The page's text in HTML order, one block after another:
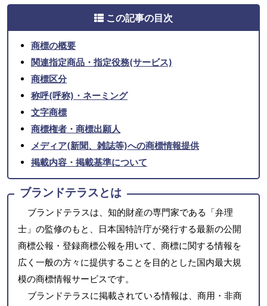
この記事の目次
商標の概要
関連指定商品・指定役務(サービス)
商標区分
称呼(呼称)・ネーミング
文字商標
商標権者・商標出願人
メディア(新聞、雑誌等)への商標情報提供
掲載内容・掲載基準について
ブランドテラスとは
ブランドテラスは、知的財産の専門家である「弁理
士」の監修のもと、日本国特許庁が発行する最新の公開
商標公報・登録商標公報を用いて、商標に関する情報を
広く一般の方々に提供することを目的とした国内最大規
模の商標情報サービスです。
ブランドテラスに掲載されている情報は、商用・非商